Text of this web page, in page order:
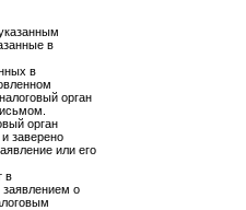
в
в
орган
орган
заверено
или его
в
заявлением о